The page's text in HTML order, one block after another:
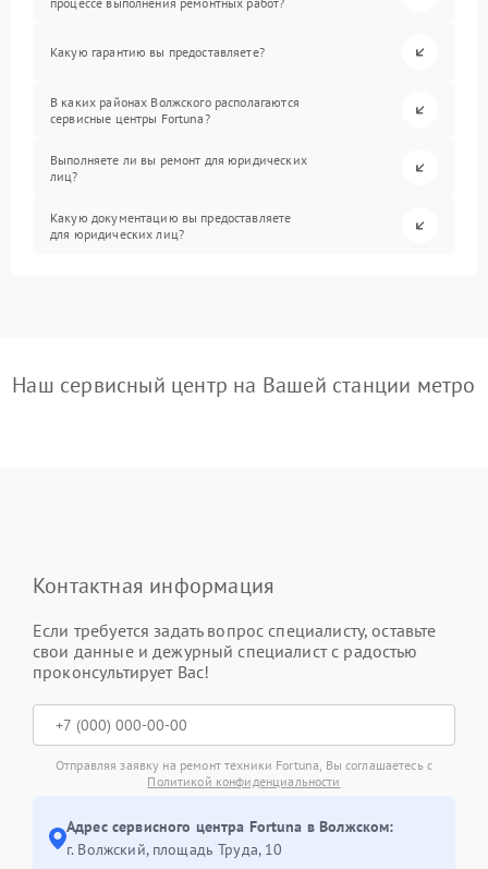
Какую гарантию вы предоставляете?
В каких районах Волжского располагаются
сервисные центры Fortuna?
Выполняете ли вы ремонт для юридических
лиц?
Какую документацию вы предоставляете
для юридических лиц?
Наш сервисный центр на Вашей станции метро
Контактная информация
Если требуется задать вопрос специалисту, оставьте
свои данные и дежурный специалист с радостью
проконсультирует Вас!
Отправляя заявку на ремонт техники Fortuna, Вы соглашаетесь с
Политикой конфиденциальности
Адрес сервисного центра Fortuna в Волжском:
г. Волжский, площадь Труда, 10